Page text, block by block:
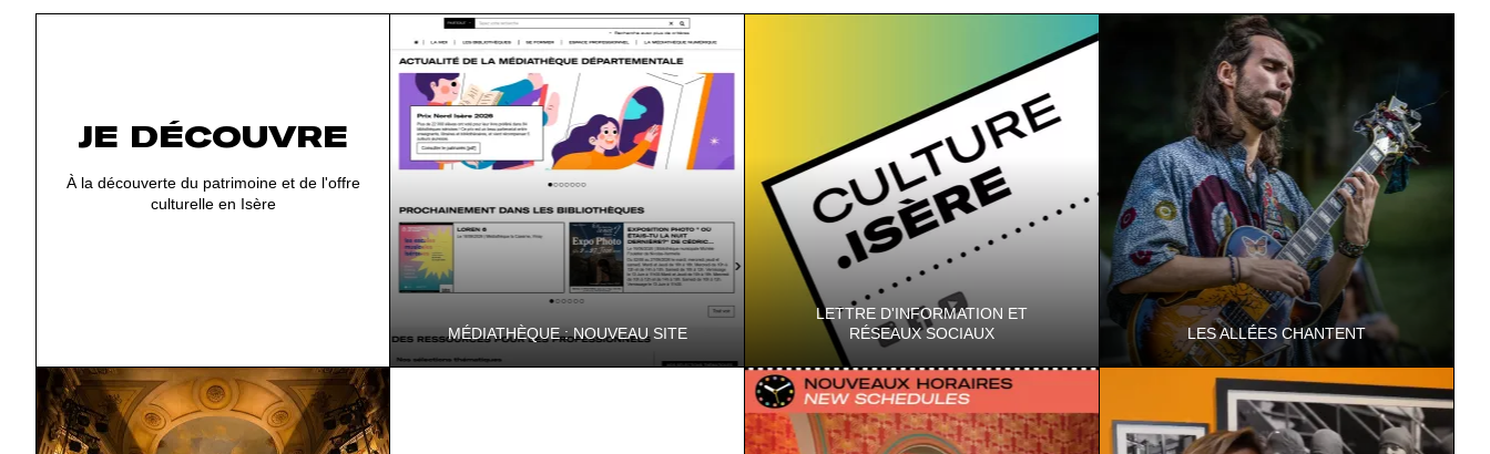
JE DÉCOUVRE
À la découverte du patrimoine et de l'offre
culturelle en Isère
MÉDIATHÈQUE : NOUVEAU SITE
LETTRE D'INFORMATION ET
RÉSEAUX SOCIAUX
Gardez le contact ! Abonnez-vous aux
lettres d'information et aux comptes
Facebook et Instagram...
LES ALLÉES CHANTENT
Les Allées Chantent proposent chaque
année une tournée de 80 concerts en Isère.
Châteaux, églises, musées du